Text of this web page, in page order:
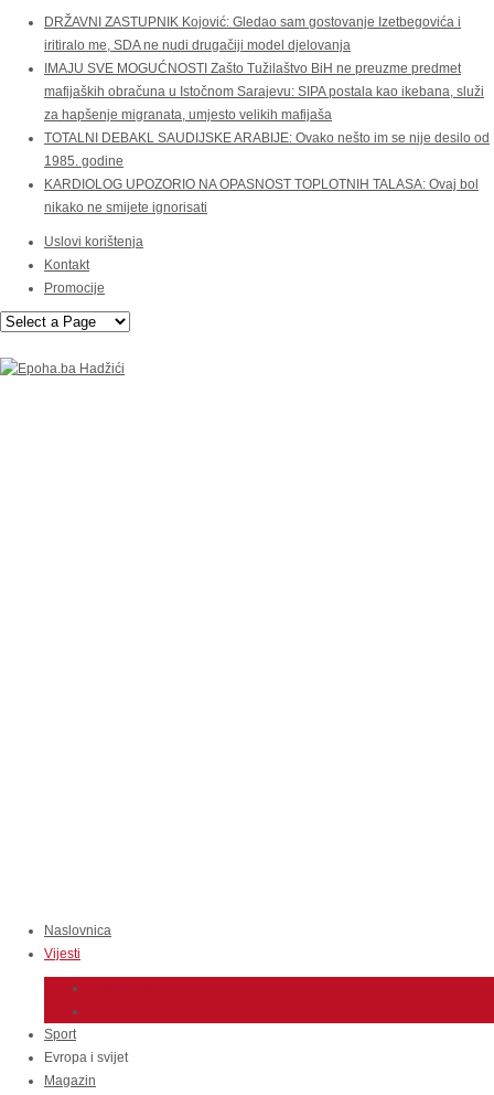
DRŽAVNI ZASTUPNIK Kojović: Gledao sam gostovanje Izetbegovića i
iritiralo me, SDA ne nudi drugačiji model djelovanja
IMAJU SVE MOGUĆNOSTI Zašto Tužilaštvo BiH ne preuzme predmet
mafijaških obračuna u Istočnom Sarajevu: SIPA postala kao ikebana, služi
za hapšenje migranata, umjesto velikih mafijaša
TOTALNI DEBAKL SAUDIJSKE ARABIJE: Ovako nešto im se nije desilo od
1985. godine
KARDIOLOG UPOZORIO NA OPASNOST TOPLOTNIH TALASA: Ovaj bol
nikako ne smijete ignorisati
Uslovi korištenja
Kontakt
Promocije
Naslovnica
Vijesti
Sport
Evropa i svijet
Magazin